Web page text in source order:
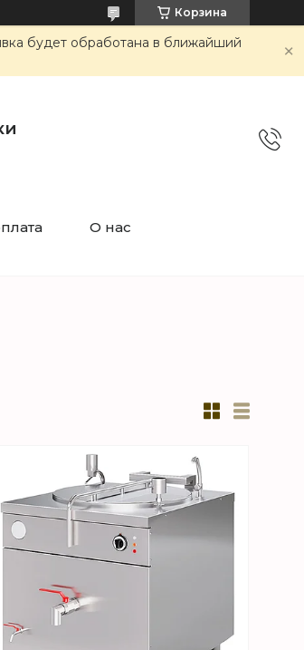
Корзина
будет обработана в ближайший
О нас